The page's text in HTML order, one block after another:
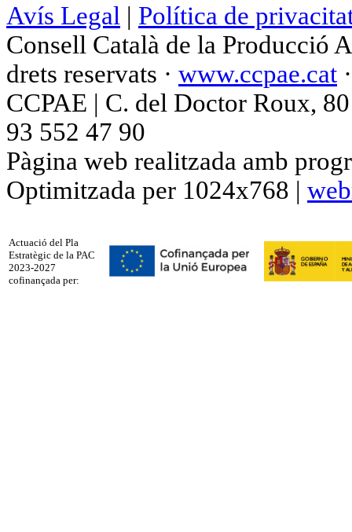
Avís Legal | Política de
Consell Català de la Producció
drets reservats · www.ccpae.cat
CCPAE | C. del Doctor Roux,
93 552 47 90
Pàgina web realitzada amb
Optimitzada per 1024x768 |
Actuació del Pla
Estratègic de la PAC
2023-2027
cofinançada per: